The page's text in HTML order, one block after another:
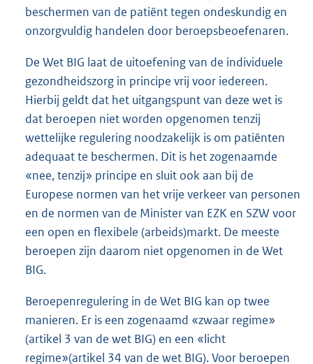
beschermen van de patiënt tegen ondeskundig en
onzorgvuldig handelen door beroepsbeoefenaren.
De Wet BIG laat de uitoefening van de individuele
gezondheidszorg in principe vrij voor iedereen.
Hierbij geldt dat het uitgangspunt van deze wet is
dat beroepen niet worden opgenomen tenzij
wettelijke regulering noodzakelijk is om patiënten
adequaat te beschermen. Dit is het zogenaamde
«nee, tenzij» principe en sluit ook aan bij de
Europese normen van het vrije verkeer van personen
en de normen van de Minister van EZK en SZW voor
een open en flexibele (arbeids)markt. De meeste
beroepen zijn daarom niet opgenomen in de Wet
BIG.
Beroepenregulering in de Wet BIG kan op twee
manieren. Er is een zogenaamd «zwaar regime»
(artikel 3 van de wet BIG) en een «licht
regime»(artikel 34 van de wet BIG). Voor beroepen